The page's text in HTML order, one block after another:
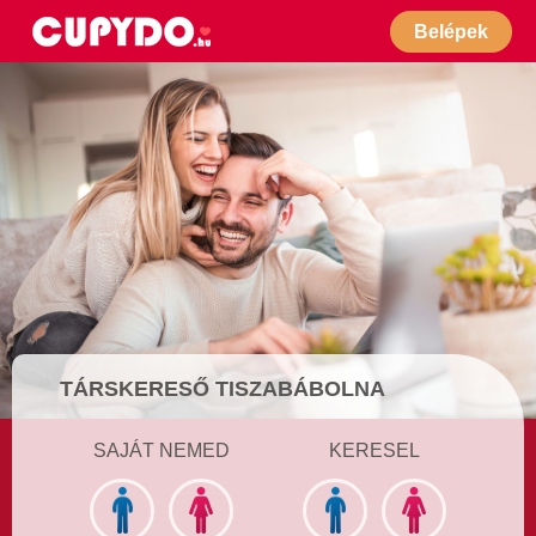
Belépek
TÁRSKERESŐ TISZABÁBOLNA
SAJÁT NEMED KERESEL